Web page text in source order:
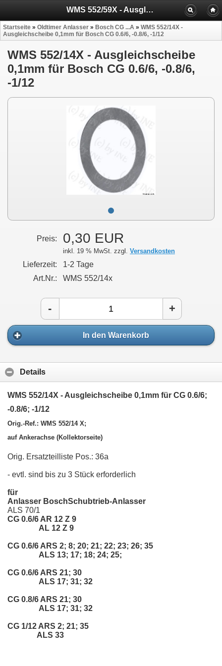
WMS 552/59X - Ausgleichscheibe CG0.6,-0.8/6,-1/12
Startseite » Oldtimer Anlasser » Bosch CG ...A » WMS 552/14X -
Ausgleichscheibe 0,1mm für Bosch CG 0.6/6, -0.8/6, -1/12
WMS 552/14X - Ausgleichscheibe
0,1mm für Bosch CG 0.6/6, -0.8/6,
-1/12
Preis: 0,30 EUR
inkl. 19 % MwSt. zzgl. Versandkosten
Lieferzeit:
1-2 Tage
Art.Nr.:
WMS 552/14x
- +
In den Warenkorb
Details
WMS 552/14X - Ausgleichscheibe 0,1mm für CG 0.6/6;
-0.8/6; -1/12
Orig.-Ref.: WMS 552/14 X;
auf Ankerachse (Kollektorseite)
Orig. Ersatzteilliste Pos.: 36a
- evtl. sind bis zu 3 Stück erforderlich
für
Anlasser BoschSchubtrieb-Anlasser
ALS 70/1
CG 0.6/6 AR 12 Z 9
AL 12 Z 9
CG 0.6/6 ARS 2; 8; 20; 21; 22; 23; 26; 35
ALS 13; 17; 18; 24; 25;
CG 0.6/6 ARS 21; 30
ALS 17; 31; 32
CG 0.8/6 ARS 21; 30
ALS 17; 31; 32
CG 1/12 ARS 2; 21; 35
ALS 33